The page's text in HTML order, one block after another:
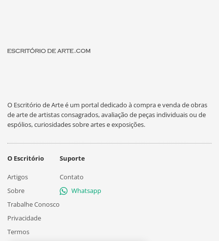
O Escritório de Arte é um portal dedicado à compra e venda de obras
de arte de artistas consagrados, avaliação de peças individuais ou de
espólios, curiosidades sobre artes e exposições.
O Escritório
Artigos
Sobre
Trabalhe Conosco
Privacidade
Termos
Suporte
Contato
Whatsapp